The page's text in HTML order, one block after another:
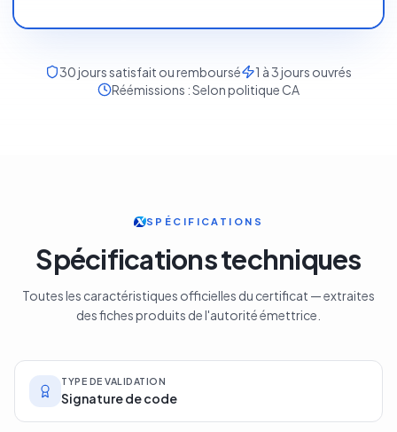
30jours satisfait ou remboursé
1 à 3 jours ouvrés
Réémissions :Selon politique CA
SPÉCIFICATIONS
Spécifications techniques
Toutes les caractéristiques officielles du certificat — extraites
des fiches produits de l'autorité émettrice.
TYPE DE VALIDATION
Signature de code